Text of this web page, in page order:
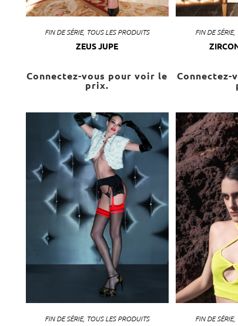
FIN DE SÉRIE, TOUS LES PRODUITS
ZEUS JUPE
Connectez-vous pour voir le
prix.
FIN DE SÉRIE,
Connectez-
FIN DE SÉRIE, TOUS LES PRODUITS FIN DE SÉRIE,